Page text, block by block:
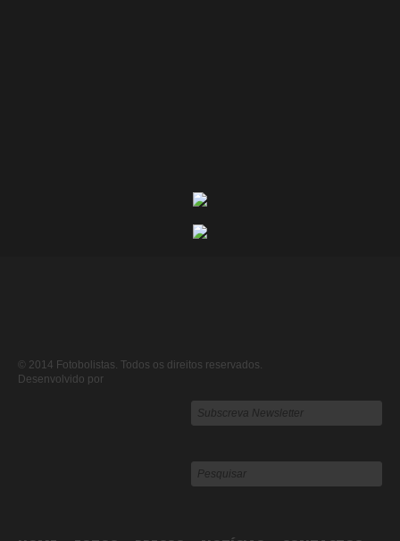
© 2014 Fotobolistas. Todos os direitos reservados.
Desenvolvido por